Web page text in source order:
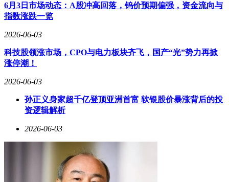
6月3日市场动态：A股冲高回落，钨价预期偏强，资金流向与
指数涨跌一览
2026-06-03
科技股领涨市场，CPO与电力板块齐飞，国产“光”势力再掀
涨停潮！
2026-06-03
孙正义身家超千亿登顶亚洲首富 软银股价暴涨背后的投
资逻辑解析
2026-06-03